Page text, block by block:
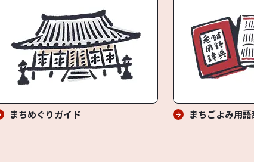
まちめぐりガイド まちごよみ用